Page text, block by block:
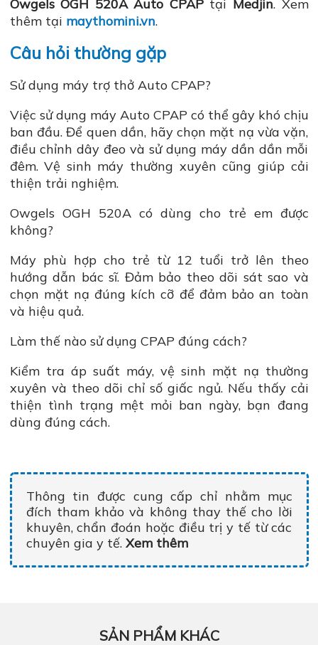
Owgels OGH 520A Auto CPAPtại Medjin. Xem
thêm tại maythomini.vn.
Câu hỏi thường gặp
Sử dụng máy trợ thở Auto CPAP?
Việc sử dụng máy Auto CPAP có thể gây khó chịu
ban đầu. Để quen dần, hãy chọn mặt nạ vừa vặn,
điều chỉnh dây đeo và sử dụng máy dần dần mỗi
đêm. Vệ sinh máy thường xuyên cũng giúp cải
thiện trải nghiệm.
Owgels OGH 520A có dùng cho trẻ em được
không?
Máy phù hợp cho trẻ từ 12 tuổi trở lên theo
hướng dẫn bác sĩ. Đảm bảo theo dõi sát sao và
chọn mặt nạ đúng kích cỡ để đảm bảo an toàn
và hiệu quả.
Làm thế nào sử dụng CPAP đúng cách?
Kiểm tra áp suất máy, vệ sinh mặt nạ thường
xuyên và theo dõi chỉ số giấc ngủ. Nếu thấy cải
thiện tình trạng mệt mỏi ban ngày, bạn đang
dùng đúng cách.
Thông tin được cung cấp chỉ nhằm mục
đích tham khảo và không thay thế cho lời
khuyên, chẩn đoán hoặc điều trị y tế từ các
chuyên gia y tế. Xem thêm
SẢN PHẨM KHÁC